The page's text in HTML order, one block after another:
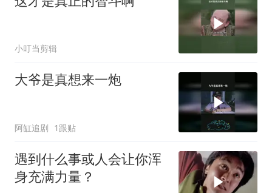
小叮当剪辑
大爷是真想来一炮
阿缸追剧 1跟贴
遇到什么事或人会让你浑
身充满力量？